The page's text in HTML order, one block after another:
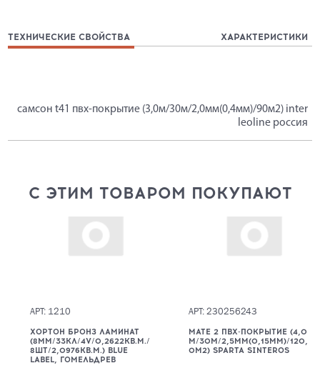
ТЕХНИЧЕСКИЕ СВОЙСТВА ХАРАКТЕРИСТИКИ
самсон t41 пвх-покрытие (3,0м/30м/2,0мм(0,4мм)/90м2) inter
leoline россия
С ЭТИМ ТОВАРОМ ПОКУПАЮТ
АРТ: 1210
ХОРТОН БРОНЗ ЛАМИНАТ
(8ММ/33КЛ/4V/0,2622КВ.М./
8ШТ/2,0976КВ.М.) BLUE
LABEL, ГОМЕЛЬДРЕВ
АРТ: 230256243
MATE 2 ПВХ-ПОКРЫТИЕ (4,0
М/30М/2,5ММ(0,15ММ)/120,
0М2) SPARTA SINTEROS